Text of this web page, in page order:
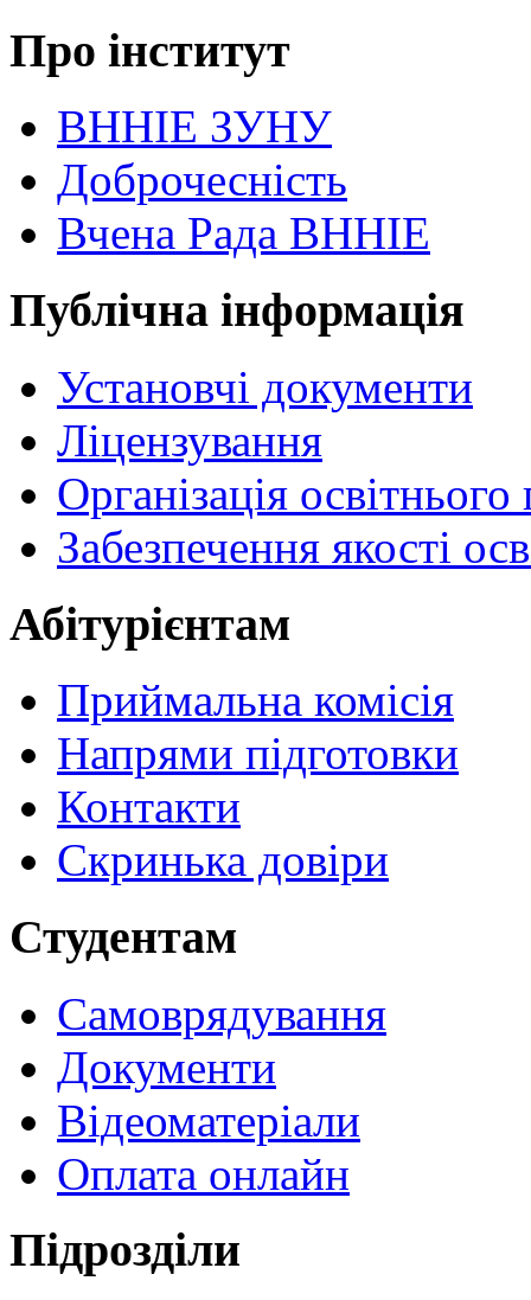
Про інститут
ВННІЕ ЗУНУ
Доброчесність
Вчена Рада ВННІЕ
Публічна інформація
Установчі документи
Ліцензування
Організація
Забезпечення якості
Абітурієнтам
Приймальна комісія
Напрями підготовки
Контакти
Скринька довіри
Студентам
Самоврядування
Документи
Відеоматеріали
Оплата онлайн
Підрозділи